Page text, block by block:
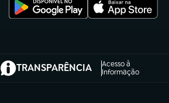
TRANSPARÊNCIA
Acesso à
Informação
(abre em nova aba)